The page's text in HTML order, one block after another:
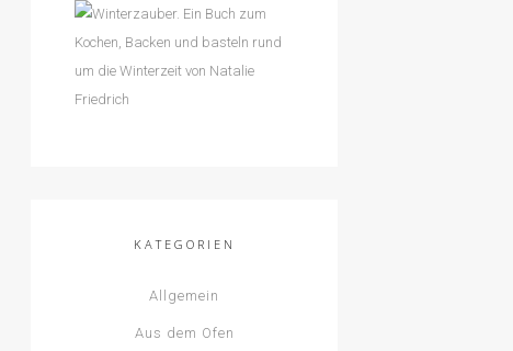
KATEGORIEN
Allgemein
Aus dem Ofen